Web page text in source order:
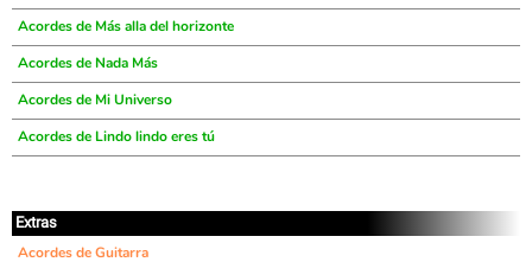
Acordes de Más alla del horizonte
Acordes de Nada Más
Acordes de Mi Universo
Acordes de Lindo lindo eres tú
Extras
Acordes de Guitarra